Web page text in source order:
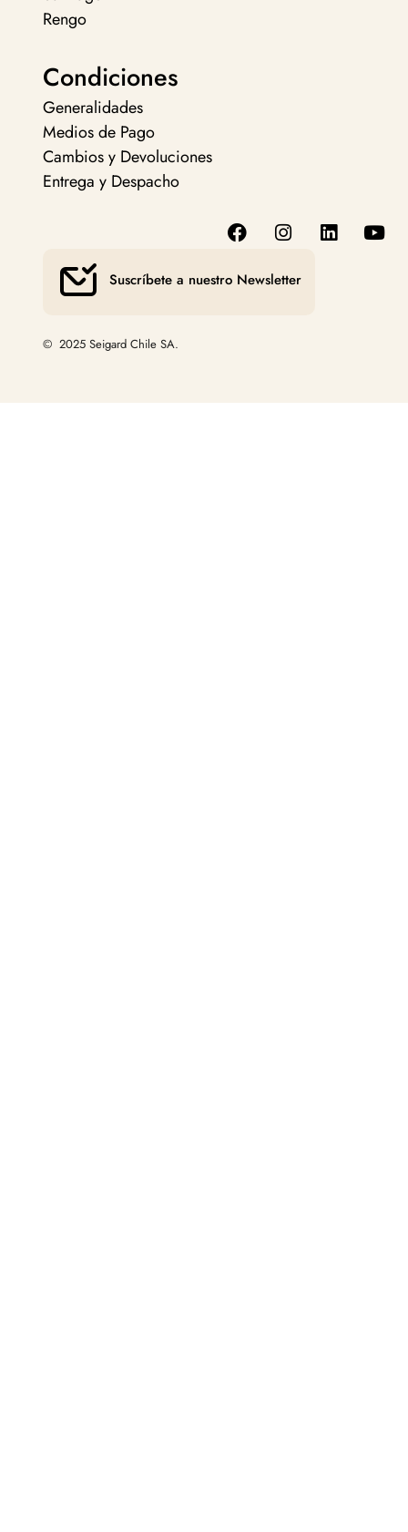
Rengo
Condiciones
Generalidades
Medios de Pago
Cambios y Devoluciones
Entrega y Despacho
Suscríbete a nuestro Newsletter
© 2025 Seigard Chile SA.